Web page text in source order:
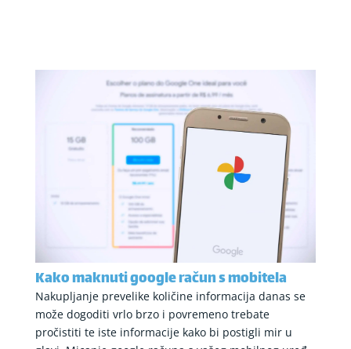
Kako maknuti google račun s mobitela
Nakupljanje prevelike količine informacija danas se
može dogoditi vrlo brzo i povremeno trebate
pročistiti te iste informacije kako bi postigli mir u